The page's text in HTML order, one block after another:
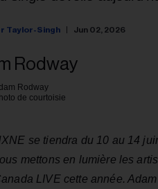
Taylor-Singh Jun 02, 2026
Rodway
de courtoisie
se tiendra du 10 au 14
mettons en lumière les
LIVE cette année.